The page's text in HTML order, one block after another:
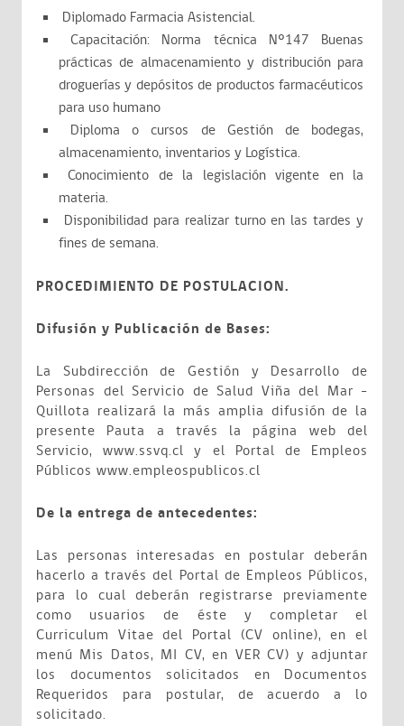
Diplomado Farmacia Asistencial.
Capacitación: Norma técnica Nº147 Buenas
prácticas de almacenamiento y distribución para
droguerías y depósitos de productos farmacéuticos
para uso humano
Diploma o cursos de Gestión de bodegas,
almacenamiento, inventarios y Logística.
Conocimiento de la legislación vigente en la
materia.
Disponibilidad para realizar turno en las tardes y
fines de semana.
PROCEDIMIENTO DE POSTULACION.
Difusión y Publicación de Bases:
La Subdirección de Gestión y Desarrollo de
Personas del Servicio de Salud Viña del Mar -
Quillota realizará la más amplia difusión de la
presente Pauta a través la página web del
Servicio, www.ssvq.cl y el Portal de Empleos
Públicos www.empleospublicos.cl
De la entrega de antecedentes:
Las personas interesadas en postular deberán
hacerlo a través del Portal de Empleos Públicos,
para lo cual deberán registrarse previamente
como usuarios de éste y completar el
Curriculum Vitae del Portal (CV online), en el
menú Mis Datos, MI CV, en VER CV) y adjuntar
los documentos solicitados en Documentos
Requeridos para postular, de acuerdo a lo
solicitado.